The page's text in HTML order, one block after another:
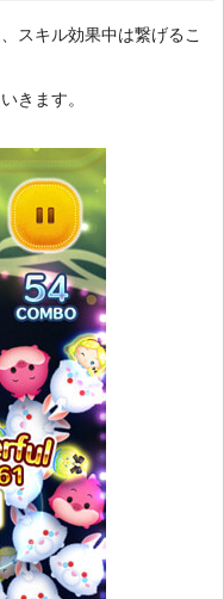
スキル効果中は繋げるこ
きます。